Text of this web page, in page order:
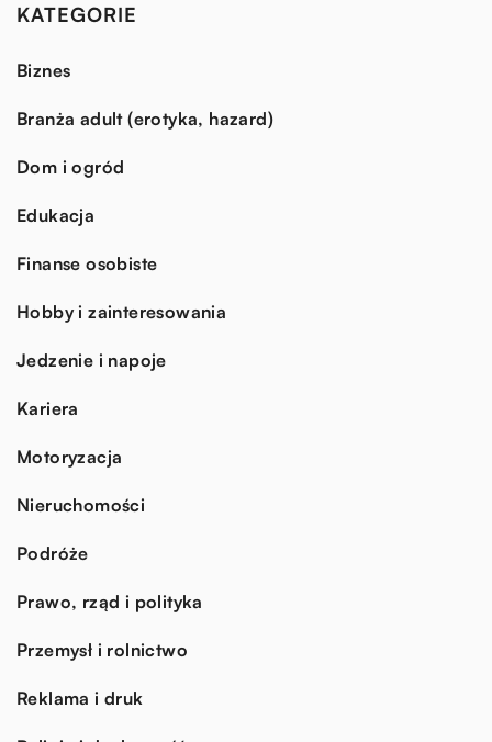
KATEGORIE
Biznes
Branża adult (erotyka, hazard)
Dom i ogród
Edukacja
Finanse osobiste
Hobby i zainteresowania
Jedzenie i napoje
Kariera
Motoryzacja
Nieruchomości
Podróże
Prawo, rząd i polityka
Przemysł i rolnictwo
Reklama i druk